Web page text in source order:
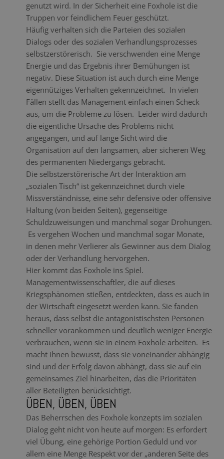
genutzt wird. In der Sicherheit eine Foxhole ist die
Truppen vor feindlichem Feuer geschützt.
Häufig verhalten sich die Parteien des sozialen
Dialogs oder des sozialen Verhandlungsprozesses
selbstzerstörerisch. Sie verschwenden eine Menge
Energie und das Ergebnis ihrer Bemühungen ist
negativ. Diese Situation ist auch durch eine Menge
eigennütziges Verhalten gekennzeichnet. In vielen
Fällen stellt das Management einfach einen Scheck
aus, um die Probleme zu lösen. Leider wird dadurch
die eigentliche Ursache des Problems nicht
angegangen, und auf lange Sicht wird die
Organisation auf den langsamen, aber sicheren Weg
des permanenten Niedergangs gebracht.
Die selbstzerstörerische Art der Interaktion am
„sozialen Tisch“ ist gekennzeichnet durch viele
Missverständnisse, eine sehr defensive oder offensive
Haltung (von beiden Seiten), gegenseitige
Schuldzuweisungen und manchmal sogar Drohungen.
Es vergehen Wochen und manchmal sogar Monate,
in denen mehr Verlierer als Gewinner aus dem Dialog
oder der Verhandlung hervorgehen.
Hier kommt das Foxhole ins Spiel.
Managementwissenschaftler, die auf dieses
Kriegsphänomen stießen, entdeckten, dass es auch in
der Wirtschaft eingesetzt werden kann. Sie fanden
heraus, dass selbst die antagonistischsten Personen
schneller vorankommen und deutlich weniger Energie
verbrauchen, wenn sie in einem Foxhole arbeiten. Es
macht ihnen bewusst, dass sie voneinander abhängig
sind und der Erfolg davon abhängt, dass sie auf ein
gemeinsames Ziel hinarbeiten, das die Prioritäten
aller Beteiligten berücksichtigt.
ÜBEN, ÜBEN, ÜBEN
Das Beherrschen des Foxhole konzepts im sozialen
Dialog geht nicht von heute auf morgen: Es erfordert
viel Übung, eine gehörige Portion Geduld und vor
allem eine Menge Respekt vor der „anderen Seite des